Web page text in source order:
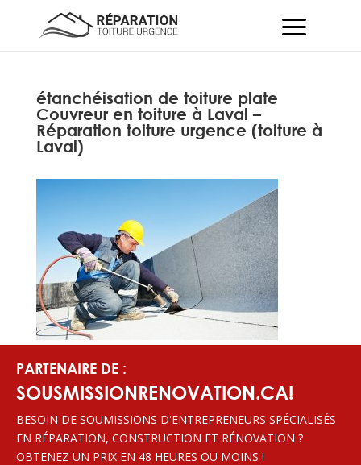
étanchéisation de toiture plate
Couvreur en toiture à Laval –
Réparation toiture urgence (toiture à
Laval)
PARTENAIRE DE :
SOUSMISSIONRENOVATION.CA!
BESOIN DE SOUMISSIONS D'ENTREPRENEURS SPÉCIALISÉS
EN RÉPARATION, CONSTRUCTION ET RÉNOVATION ?
OBTENEZ UN PRIX EN 48 HEURES OU MOINS !